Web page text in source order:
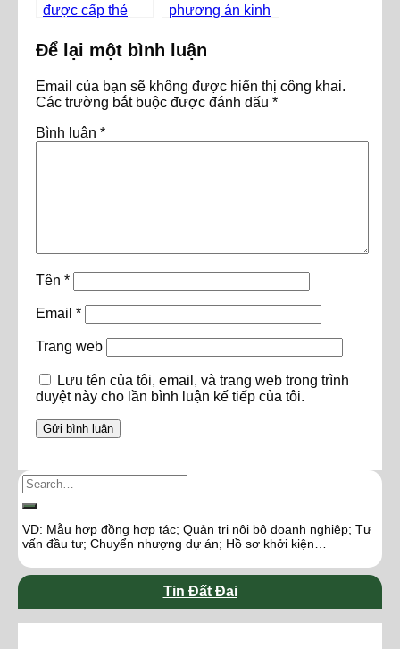
được cấp thẻ
du lịch nội địa?
phương án kinh
Để lại một bình luận
Email của bạn sẽ không được hiển thị công khai.
Các trường bắt buộc được đánh dấu *
Bình luận *
Tên *
Email *
Trang web
Lưu tên của tôi, email, và trang web trong trình
duyệt này cho lần bình luận kế tiếp của tôi.
VD: Mẫu hợp đồng hợp tác; Quản trị nội bộ doanh nghiệp; Tư
vấn đầu tư; Chuyển nhượng dự án; Hồ sơ khởi kiện…
Tin Đất Đai